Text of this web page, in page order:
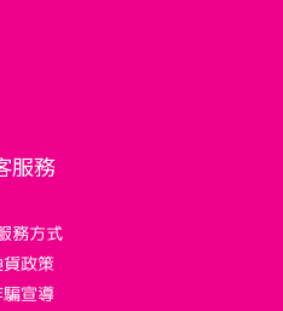
服務
務方式
政策
騙宣導